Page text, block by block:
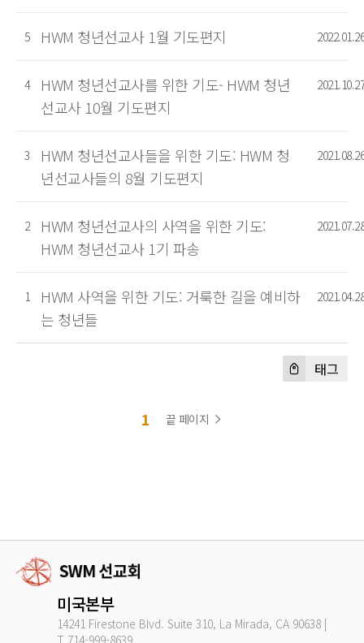
5 HWM 청년선교사 1월 기도편지 2022.01.26
4
HWM 청년선교사를 위한 기도- HWM 청년
선교사 10월 기도편지
2021.10.27
3
HWM 청년선교사들을 위한 기도: HWM 청
년선교사들의 8월 기도편지
2021.08.26
2
HWM 청년선교사의 사역을 위한 기도:
HWM 청년선교사 1기 파송
2021.07.28
1
HWM 사역을 위한 기도: 거룩한 길을 예비하
는 청년들
2021.04.28
태그
1 끝 페이지
미국본부
14241 Firestone Blvd. Suite 310, La Mirada, CA 90638 |
T.714-999-8639